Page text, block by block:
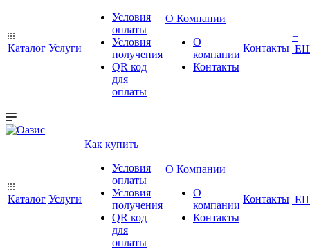
Каталог Услуги
Условия
оплаты
Условия
получения
QR код
для
оплаты
О Компании
О
компании
Контакты
Контакты
+
Каталог Услуги
Как купить
Условия
оплаты
Условия
получения
QR код
для
оплаты
О Компании
О
компании
Контакты
Контакты
+